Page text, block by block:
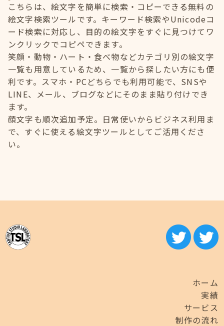
こちらは、絵文字を簡単に検索・コピーできる無料の
絵文字検索ツールです。キーワード検索やUnicodeコ
ード検索に対応し、目的の絵文字をすぐに見つけてワ
ンクリックでコピペできます。
笑顔・動物・ハート・食べ物などカテゴリ別の絵文字
一覧も用意しているため、一覧から探したい方にも便
利です。スマホ・PCどちらでも利用可能で、SNSや
LINE、メール、ブログなどにそのまま貼り付けでき
ます。
顔文字も順次追加予定。日常使いからビジネス利用ま
で、すぐに使える絵文字ツールとしてご活用くださ
い。
ホーム
実績
サービス
制作の流れ